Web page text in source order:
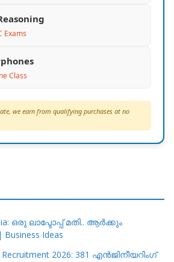
Exams
Class
we earn from qualifying purchases at no
ഒരു ലാപ്ടോപ്പ് മതി.. ആർക്കും
Ideas
Recruitment 2026: 381 എൻജിനീയറിംഗ്